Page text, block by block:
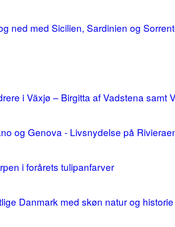
ned med Sicilien, Sardinien og
i Växjø – Birgitta af Vadstena samt
og Genova - Livsnydelse på
i forårets tulipanfarver
Danmark med skøn natur og historie